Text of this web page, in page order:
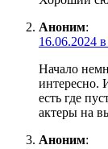
Аноним:
16.06.2024
Начало
интересно.
есть где
актеры на
Аноним: